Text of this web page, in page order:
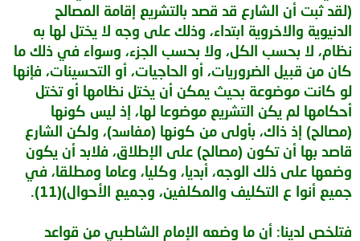
(لقد ثبت أن الشارع قد قصد بالتشريع إقامة المصالح
الدنيوية والاخروية ابتداء، وذلك على وجه لا يختل لها به
نظام، لا بحسب الكل، ولا بحسب الجزء، وسواء في ذلك ما
كان من قبيل الضروريات، أو الحاجيات، أو التحسينات، فإنها
لو كانت موضوعة بحيث يمكن أن يختل نظامها أو تختل
أحكامها لم يكن التشريع موضوعا لها، إذ ليس كونها
(مصالح) إذ ذاك، بأولى من كونها (مفاسد)، ولكن الشارع
قاصد بها أن تكون (مصالح) على الإطلاق، فلابد أن يكون
وضعها على ذلك الوجه، أبديا، وكليا، وعاما ومطلقا، في
جميع أنوا ع التكليف والمكلفين، وجميع الأحوال)(11).
فتلخص لدينا: أن ما وضعه الإمام الشاطبي من قواعد